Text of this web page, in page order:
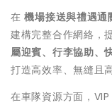
在機場接送與禮遇通
建構完整合作網絡，
屬迎賓、行李協助、
打造高效率、無縫且
在車隊資源方面，